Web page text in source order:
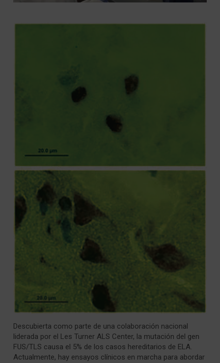
Descubierta como parte de una colaboración nacional
liderada por el Les Turner ALS Center, la mutación del gen
FUS/TLS causa el 5% de los casos hereditarios de ELA.
Actualmente, hay ensayos clínicos en marcha para abordar